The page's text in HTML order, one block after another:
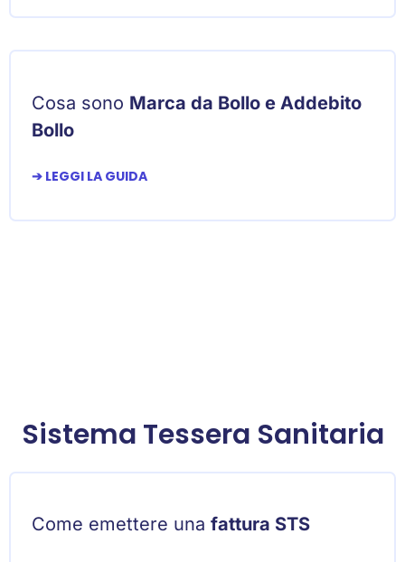
Cosa sono Marca da Bollo e Addebito
Bollo
➔ LEGGI LA GUIDA
Sistema Tessera Sanitaria
Come emettere una fattura STS